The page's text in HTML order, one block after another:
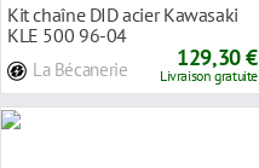
Kit chaîne DID acier Kawasaki
KLE 500 96-04
La Bécanerie 129,30 €
Livraison gratuite